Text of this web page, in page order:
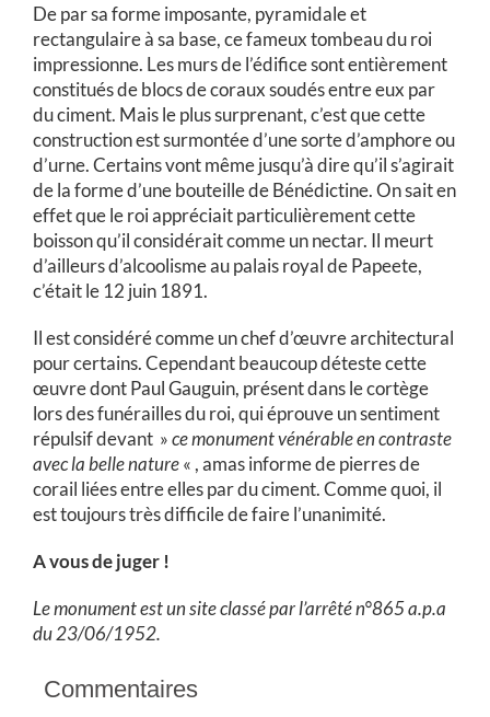
De par sa forme imposante, pyramidale et
rectangulaire à sa base, ce fameux tombeau du roi
impressionne. Les murs de l’édifice sont entièrement
constitués de blocs de coraux soudés entre eux par
du ciment. Mais le plus surprenant, c’est que cette
construction est surmontée d’une sorte d’amphore ou
d’urne. Certains vont même jusqu’à dire qu’il s’agirait
de la forme d’une bouteille de Bénédictine. On sait en
effet que le roi appréciait particulièrement cette
boisson qu’il considérait comme un nectar. Il meurt
d’ailleurs d’alcoolisme au palais royal de Papeete,
c’était le 12 juin 1891.
Il est considéré comme un chef d’œuvre architectural
pour certains. Cependant beaucoup déteste cette
œuvre dont Paul Gauguin, présent dans le cortège
lors des funérailles du roi, qui éprouve un sentiment
répulsif devant »ce monument vénérable en contraste
avec la belle nature« , amas informe de pierres de
corail liées entre elles par du ciment. Comme quoi, il
est toujours très difficile de faire l’unanimité.
A vous de juger !
Le monument est un site classé par l’arrêté n°865 a.p.a
du 23/06/1952.
Commentaires